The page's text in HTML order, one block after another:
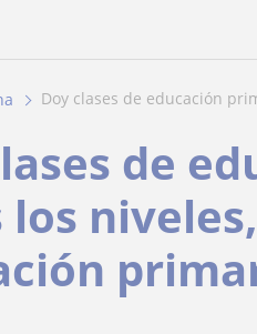
doy clases de educación
de
los